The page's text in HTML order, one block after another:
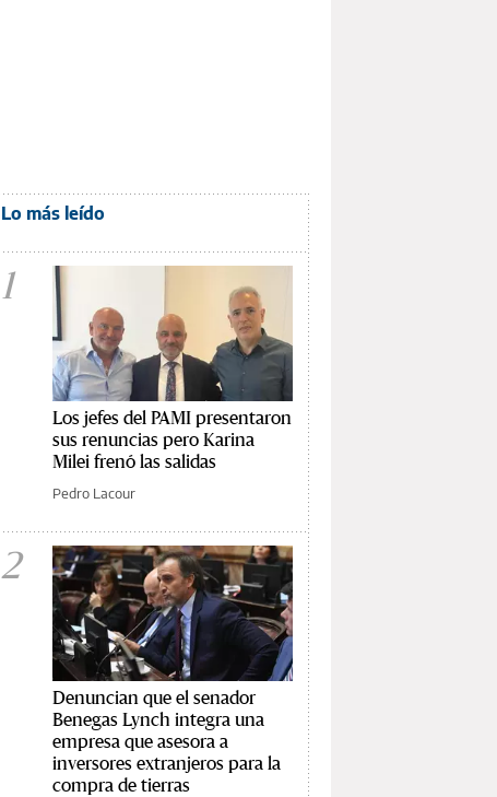
Lo más leído
1
Los jefes del PAMI presentaron
sus renuncias pero Karina
Milei frenó las salidas
Pedro Lacour
2
Denuncian que el senador
Benegas Lynch integra una
empresa que asesora a
inversores extranjeros para la
compra de tierras